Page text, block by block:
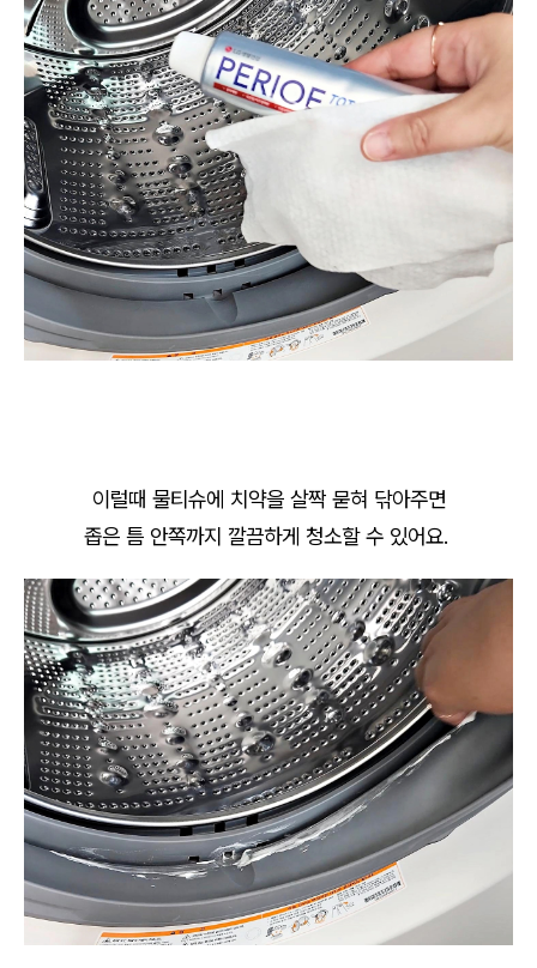
이럴때 물티슈에 치약을 살짝 묻혀 닦아주면
좁은 틈 안쪽까지 깔끔하게 청소할 수 있어요.